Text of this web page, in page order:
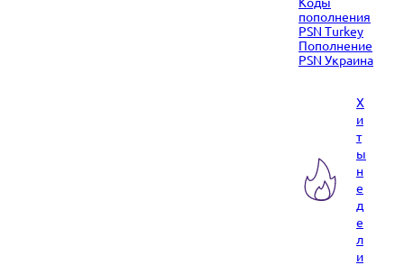
пополнения
PSN Turkey
Пополнение
PSN Украина
Х
и
т
ы
н
е
д
е
л
и